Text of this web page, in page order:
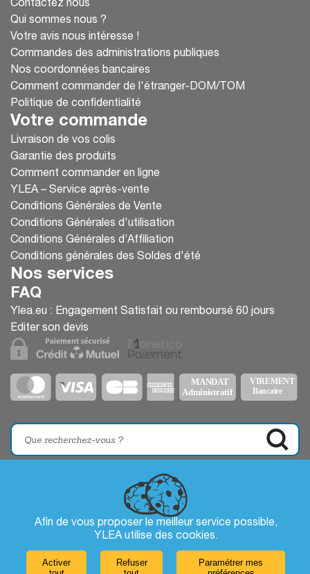
Afin de vous proposer le meilleur service possible,
YLEA utilise des cookies.
Activer
Refuser
Paramétrer mes
Contactez nous
Qui sommes nous ?
Votre avis nous intéresse !
Commandes des administrations publiques
Nos coordonnées bancaires
Comment commander de l'étranger-DOM/TOM
Politique de confidentialité
Votre commande
Livraison de vos colis
Garantie des produits
Comment commander en ligne
YLEA – Service après-vente
Conditions Générales de Vente
Conditions Générales d'utilisation
Conditions Générales d’Affiliation
Conditions générales des Soldes d'été
Nos services
FAQ
Ylea.eu : Engagement Satisfait ou remboursé 60 jours
Editer son devis